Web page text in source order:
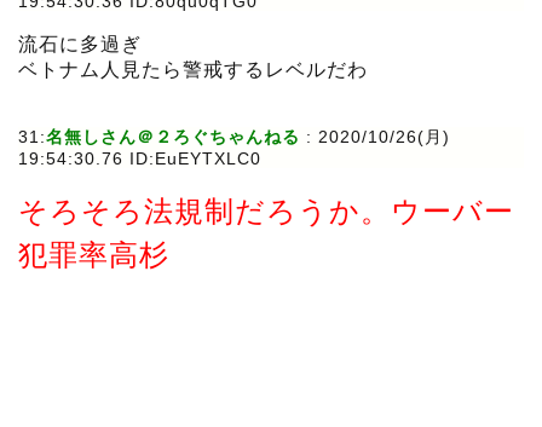
流石に多過ぎ
ベトナム人見たら警戒するレベルだわ
31:名無しさん＠２ろぐちゃんねる : 2020/10/26(月)
19:54:30.76 ID:EuEYTXLC0
そろそろ法規制だろうか。ウーバー
犯罪率高杉